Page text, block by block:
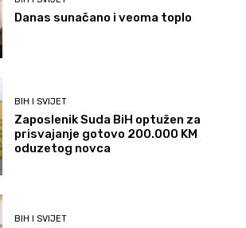
Danas sunačano i veoma toplo
BIH I SVIJET
Zaposlenik Suda BiH optužen za
prisvajanje gotovo 200.000 KM
oduzetog novca
BIH I SVIJET